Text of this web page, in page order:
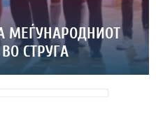
МЕЃУНАРОДНИОТ
СТРУГА